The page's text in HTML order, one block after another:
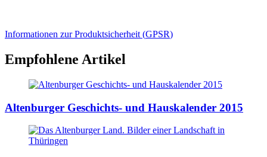
Informationen zur Produktsicherheit (GPSR)
Empfohlene Artikel
Altenburger Geschichts- und Hauskalender 2015